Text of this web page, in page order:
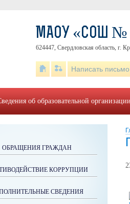
ОБРАЩЕНИЯ ГРАЖДАН
КОРРУПЦИИ
СВЕДЕНИЯ
МАОУ «СОШ №
624447, Свердловская область, г.
Написать письмо
об образовательной организации